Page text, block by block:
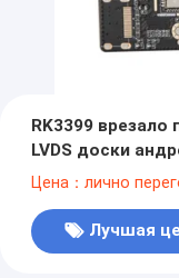
RK3399 врезало
LVDS доски
материнской
Цена：лично
Лучшая